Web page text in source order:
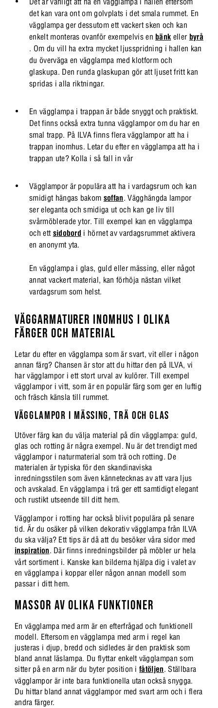
det kan vara ont om golvplats i det smala rummet. En
vägglampa ger dessutom ett vackert sken och kan
enkelt monteras ovanför exempelvis en bänk eller byrå
. Om du vill ha extra mycket ljusspridning i hallen kan
du överväga en vägglampa med klotform och
glaskupa. Den runda glaskupan gör att ljuset fritt kan
spridas i alla riktningar.
En vägglampa i trappan är både snyggt och praktiskt.
Det finns också extra tunna vägglampor om du har en
smal trapp. På ILVA finns flera vägglampor att ha i
trappan inomhus. Letar du efter en vägglampa att ha i
trappan ute? Kolla i så fall in vår
Vägglampor är populära att ha i vardagsrum och kan
smidigt hängas bakom soffan. Vägghängda lampor
ser eleganta och smidiga ut och kan ge liv till
svårmöblerade ytor. Till exempel kan en vägglampa
och ett sidobord i hörnet av vardagsrummet aktivera
en anonymt yta.
En vägglampa i glas, guld eller mässing, eller något
annat vackert material, kan förhöja nästan vilket
vardagsrum som helst.
VÄGGARMATURER INOMHUS I OLIKA
FÄRGER OCH MATERIAL
Letar du efter en vägglampa som är svart, vit eller i någon
annan färg? Chansen är stor att du hittar den på ILVA, vi
har vägglampor i ett stort urval av kulörer. Till exempel
vägglampor i vitt, som är en populär färg som ger en luftig
och fräsch känsla till rummet.
VÄGGLAMPOR I MÄSSING, TRÄ OCH GLAS
Utöver färg kan du välja material på din vägglampa: guld,
glas och rotting är några exempel. Nu är det trendigt med
vägglampor i naturmaterial som trä och rotting. De
materialen är typiska för den skandinaviska
inredningsstilen som även kännetecknas av att vara ljus
och avskalad. En vägglampa i trä ger ett samtidigt elegant
och rustikt utseende till ditt hem.
Vägglampor i rotting har också blivit populära på senare
tid. Är du osäker på vilken dekorativ vägglampa från ILVA
du ska välja? Ett tips är då att du besöker våra sidor med
inspiration. Där finns inredningsbilder på möbler ur hela
vårt sortiment i. Kanske kan bilderna hjälpa dig i valet av
en vägglampa i koppar eller någon annan modell som
passar i ditt hem.
MASSOR AV OLIKA FUNKTIONER
En vägglampa med arm är en efterfrågad och funktionell
modell. Eftersom en vägglampa med arm i regel kan
justeras i djup, bredd och sidledes är den praktisk som
bland annat läslampa. Du flyttar enkelt vägglampan som
sitter på en arm när du byter position ifåtöljen. Ställbara
vägglampor är inte bara funktionella utan också snygga.
Du hittar bland annat vägglampor med svart arm och i flera
andra färger.